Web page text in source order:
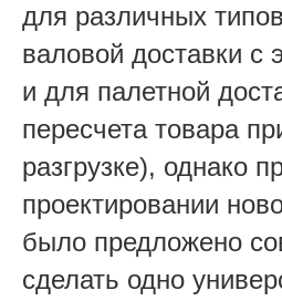
для различных
валовой доставки с
и для палетной
пересчета товара
разгрузке), однако
проектировании
было предложено
сделать одно